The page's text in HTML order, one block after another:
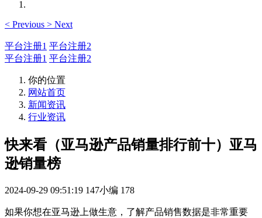
< Previous > Next
平台注册1 平台注册2
平台注册1 平台注册2
你的位置
网站首页
新闻资讯
行业资讯
快来看（亚马逊产品销量排行前十）亚马
逊销量榜
2024-09-29 09:51:19 147小编 178
如果你想在亚马逊上做生意，了解产品销售数据是非常重要